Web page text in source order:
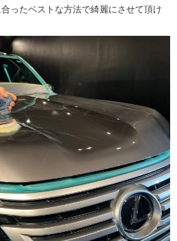
ったベストな方法で綺麗にさせて頂け